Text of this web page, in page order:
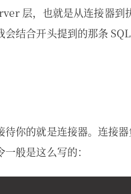
层，也就是从连接器到
结合开头提到的那条
你的就是连接器。连接
般是这么写的：